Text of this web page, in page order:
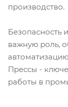
производство.
Безопасность
важную роль,
Прессы -
работы в